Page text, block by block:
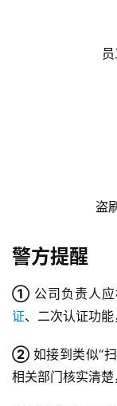
盗
警方提醒
① 公司负责人
证、二次认证功能
② 如接到类似“
相关部门核实清楚